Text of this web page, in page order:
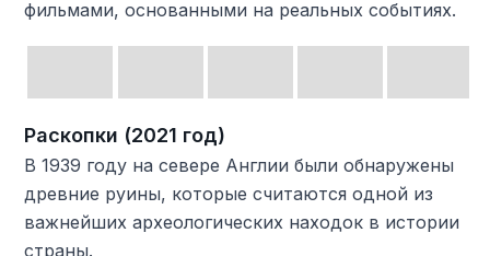
фильмами, основанными на реальных событиях.
Раскопки (2021 год)
В 1939 году на севере Англии были обнаружены
древние руины, которые считаются одной из
важнейших археологических находок в истории
страны.